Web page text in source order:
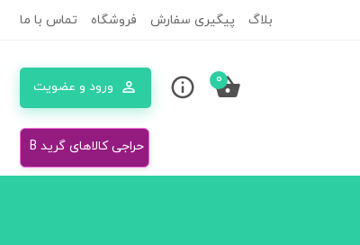
بلاگ پیگیری سفارش فروشگاه تماس با ما
ورود و عضویت 0
حراجی کالاهای گرید B